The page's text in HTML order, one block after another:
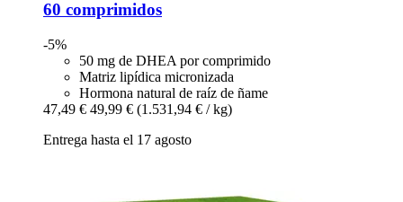
60 comprimidos
-5%
50 mg de DHEA por comprimido
Matriz lipídica micronizada
Hormona natural de raíz de ñame
47,49 € 49,99 € (1.531,94 € / kg)
Entrega hasta el 17 agosto